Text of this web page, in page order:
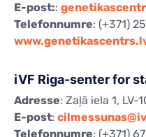
E-post::
Telefonnumre: (+371)
iVF Riga-senter for
Adresse: Zaļā iela 1, LV-
E-post:
Telefonnumre: (+371)